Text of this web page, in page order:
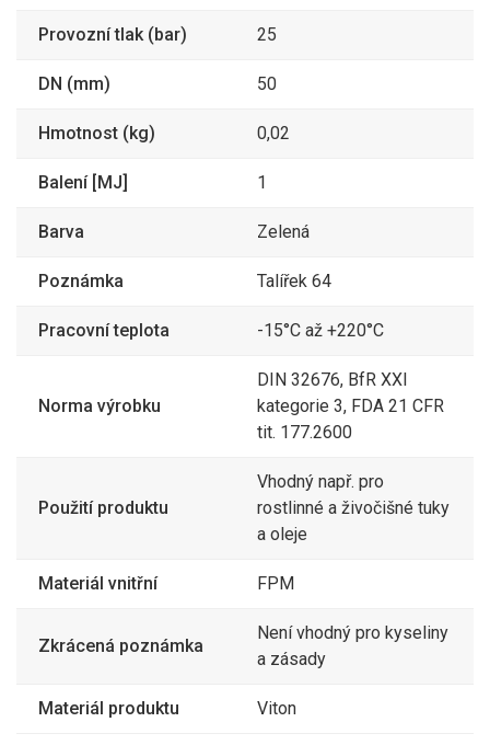
Provozní tlak (bar) 25
DN (mm) 50
Hmotnost (kg) 0,02
Balení [MJ] 1
Barva Zelená
Poznámka Talířek 64
Pracovní teplota -15°C až +220°C
Norma výrobku
DIN 32676, BfR XXI
kategorie 3, FDA 21 CFR
tit. 177.2600
Použití produktu
Vhodný např. pro
rostlinné a živočišné tuky
a oleje
Materiál vnitřní FPM
Zkrácená poznámka
Není vhodný pro kyseliny
a zásady
Materiál produktu Viton